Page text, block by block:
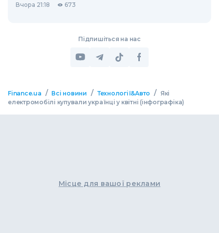
Вчора 21:18 673
Підпишіться на нас
Finance.ua / Всі новини / Технології&Авто /
Які
електромобілі купували українці у квітні (інфографіка)
Місце для вашої реклами